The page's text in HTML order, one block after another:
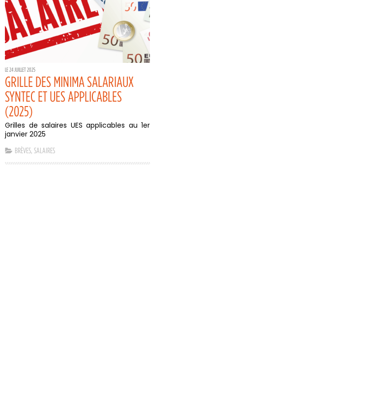
LE 24 JUILLET 2025
GRILLE DES MINIMA SALARIAUX
SYNTEC ET UES APPLICABLES
(2025)
Grilles de salaires UES applicables au 1er
janvier 2025
BRÈVES SALAIRES